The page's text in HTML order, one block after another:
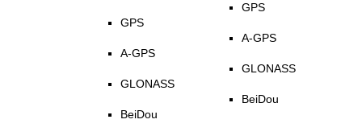
GPS
A-GPS
GLONASS
BeiDou
GPS
A-GPS
GLONASS
BeiDou